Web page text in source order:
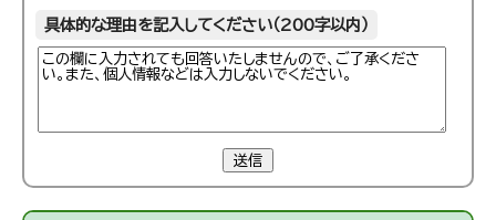
具体的な理由を記入してください（200字以内）
送信